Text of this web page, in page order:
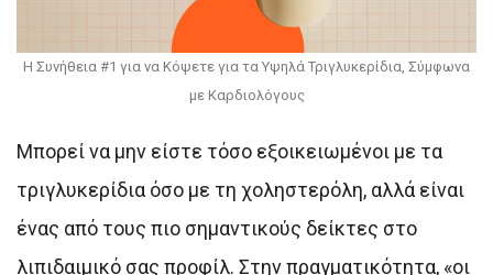
Η Συνήθεια #1 για να Κόψετε για τα Υψηλά Τριγλυκερίδια, Σύμφωνα
με Καρδιολόγους
Μπορεί να μην είστε τόσο εξοικειωμένοι με τα
τριγλυκερίδια όσο με τη χοληστερόλη, αλλά είναι
ένας από τους πιο σημαντικούς δείκτες στο
λιπιδαιμικό σας προφίλ. Στην πραγματικότητα, «οι